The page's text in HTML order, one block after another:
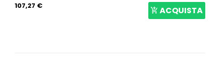
107,27 € ACQUISTA